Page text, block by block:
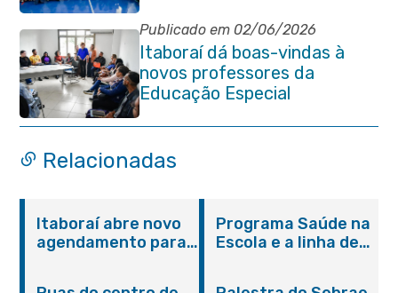
Publicado em 02/06/2026
Itaboraí dá boas-vindas à
novos professores da
Educação Especial
Relacionadas
Itaboraí abre novo
agendamento para
Programa Saúde na
Escola e a linha de